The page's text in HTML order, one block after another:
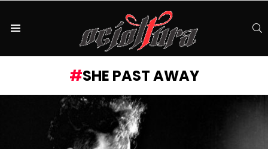
SHE PAST AWAY